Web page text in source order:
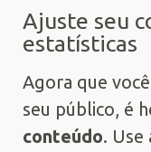
Ajuste seu
estatísticas
Agora que
seu público, é
conteúdo. Use